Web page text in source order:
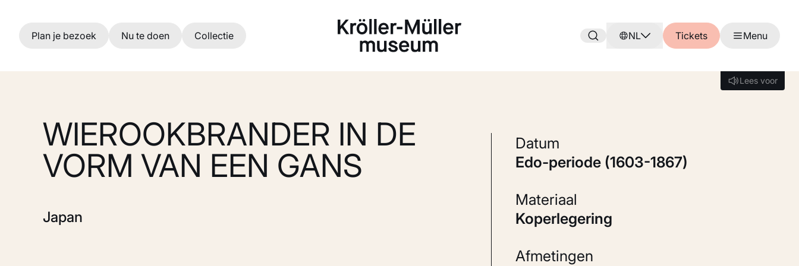
Ga naar hoofdinhoud
Plan je bezoek Nu te doen Collectie NL Tickets Menu
Lees voor
Lees voor
WIEROOKBRANDER IN DE
VORM VAN EEN GANS
Japan
Datum
Edo-periode (1603-1867)
Materiaal
Koperlegering
Afmetingen